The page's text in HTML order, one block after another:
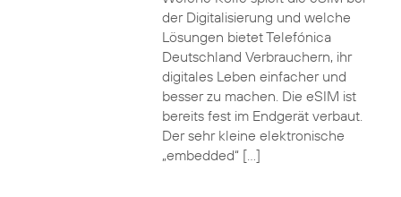
der Digitalisierung und welche
Lösungen bietet Telefónica
Deutschland Verbrauchern, ihr
digitales Leben einfacher und
besser zu machen. Die eSIM ist
bereits fest im Endgerät verbaut.
Der sehr kleine elektronische
„embedded“ […]